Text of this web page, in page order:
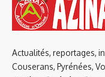
Actualités, reportages,
Couserans, Pyrénées,